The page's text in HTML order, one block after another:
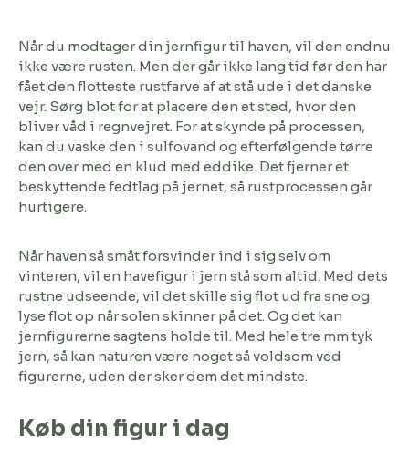
Når du modtager din jernfigur til haven, vil den endnu
ikke være rusten. Men der går ikke lang tid før den har
fået den flotteste rustfarve af at stå ude i det danske
vejr. Sørg blot for at placere den et sted, hvor den
bliver våd i regnvejret. For at skynde på processen,
kan du vaske den i sulfovand og efterfølgende tørre
den over med en klud med eddike. Det fjerner et
beskyttende fedtlag på jernet, så rustprocessen går
hurtigere.
Når haven så småt forsvinder ind i sig selv om
vinteren, vil en havefigur i jern stå som altid. Med dets
rustne udseende, vil det skille sig flot ud fra sne og
lyse flot op når solen skinner på det. Og det kan
jernfigurerne sagtens holde til. Med hele tre mm tyk
jern, så kan naturen være noget så voldsom ved
figurerne, uden der sker dem det mindste.
Køb din figur i dag